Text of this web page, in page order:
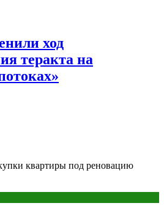
ход
теракта на
квартиры под реновацию